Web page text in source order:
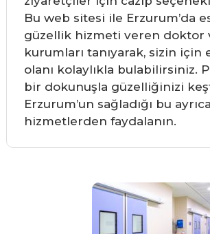
Bu web sitesi ile Erzurum’da
güzellik hizmeti veren doktor
kurumları tanıyarak, sizin için
olanı kolaylıkla bulabilirsiniz.
bir dokunuşla güzelliğinizi
Erzurum’un sağladığı bu
hizmetlerden faydalanın.